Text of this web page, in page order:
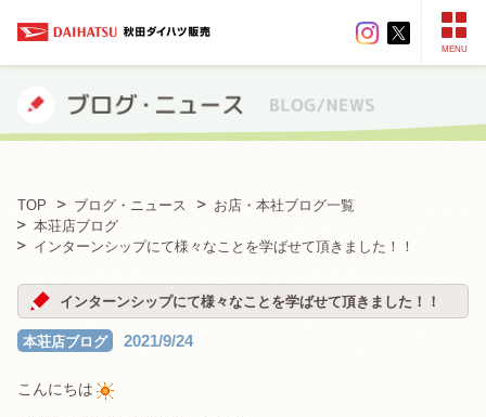
MENU
TOP ブログ・ニュース
お店・本社ブログ一覧
本荘店ブログ
インターンシップにて様々なことを学ばせて頂きました！！
インターンシップにて様々なことを学ばせて頂きました！！
本荘店ブログ 2021/9/24
こんにちは